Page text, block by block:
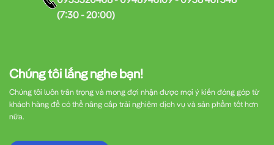
Chúng tôi lắng nghe bạn!
Chúng tôi luôn trân trọng và mong đợi nhận được mọi ý kiến đóng góp từ
khách hàng để có thể nâng cấp trải nghiệm dịch vụ và sản phẩm tốt hơn
nữa.
(7:30 - 20:00)